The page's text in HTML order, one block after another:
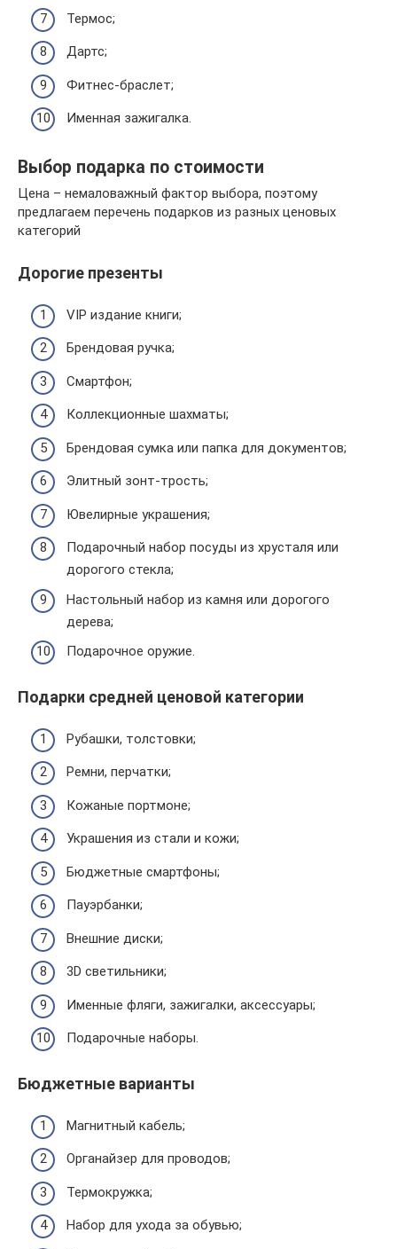
Термос;
Дартс;
Фитнес-браслет;
Именная зажигалка.
Выбор подарка по стоимости
Цена – немаловажный фактор выбора, поэтому
предлагаем перечень подарков из разных ценовых
категорий
Дорогие презенты
VIP издание книги;
Брендовая ручка;
Смартфон;
Коллекционные шахматы;
Брендовая сумка или папка для документов;
Элитный зонт-трость;
Ювелирные украшения;
Подарочный набор посуды из хрусталя или
дорогого стекла;
Настольный набор из камня или дорогого
дерева;
Подарочное оружие.
Подарки средней ценовой категории
Рубашки, толстовки;
Ремни, перчатки;
Кожаные портмоне;
Украшения из стали и кожи;
Бюджетные смартфоны;
Пауэрбанки;
Внешние диски;
3D светильники;
Именные фляги, зажигалки, аксессуары;
Подарочные наборы.
Бюджетные варианты
Магнитный кабель;
Органайзер для проводов;
Термокружка;
Набор для ухода за обувью;